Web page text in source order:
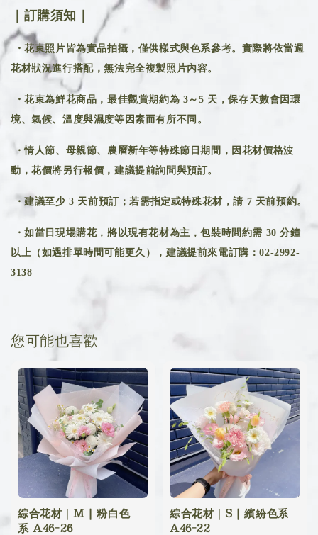
｜訂購須知｜
・花束照片皆為實品拍攝，僅供樣式與色系參考。實際將依當週
花材狀況進行搭配，無法完全複製照片內容。
・花束為鮮花商品，最佳觀賞期約為 3～5 天，保存天數會因環
境、氣候、溫度與濕度等因素而有所不同。
・情人節、母親節、農曆新年等特殊節日期間，因花材價格波
動，花價將另行報價，建議提前詢問與預訂。
・建議至少 3 天前預訂；若需指定或特殊花材，請 7 天前預約。
・如當日現場購花，將以現有花材為主，包裝時間約需 30 分鐘
以上（如遇排單時間可能更久），建議提前來電訂購：02-2992-
3138
您可能也喜歡
綜合花材｜M | 粉白色
系 A46-26
綜合花材｜S | 繽紛色系
A46-22